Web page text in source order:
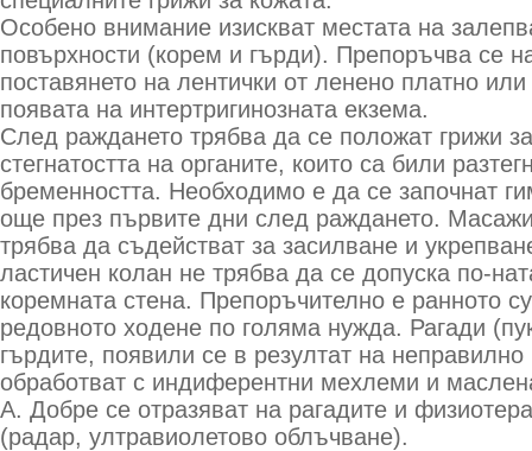
Особено внимание изискват местата на
повърхности (корем и гърди). Препоръчва се
поставянето на лентички от ленено платно
появата на интертригинозната екзема.
След раждането трябва да се положат грижи
стегнатостта на органите, които са били
бременността. Необходимо е да се започнат
още през първите дни след раждането.
трябва да съдействат за засилване и
ластичен колан не трябва да се допуска по-
коремната стена. Препоръчително е ранното
редовното ходене по голяма нужда. Рагади
гърдите, появили се в резултат на
обработват с индиферентни мехлеми и
А. Добре се отразяват на рагадите и
(радар, ултравиолетово облъчване).